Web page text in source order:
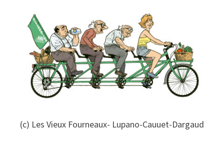
(c) Les Vieux Fourneaux- Lupano-Cauuet-Dargaud